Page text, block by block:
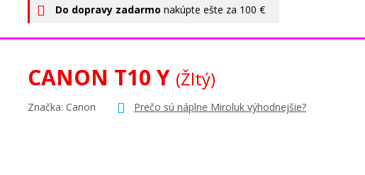
Do dopravy zadarmo nakúpte ešte za 100 €
CANON T10 Y (Žltý)
Značka: Canon Prečo sú náplne Miroluk výhodnejšie?